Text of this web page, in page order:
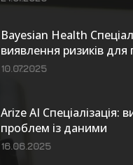
Bayesian Health
виявлення ризиків для
10.07.2025
Arize AI Спеціалізація:
проблем із даними
16.06.2025